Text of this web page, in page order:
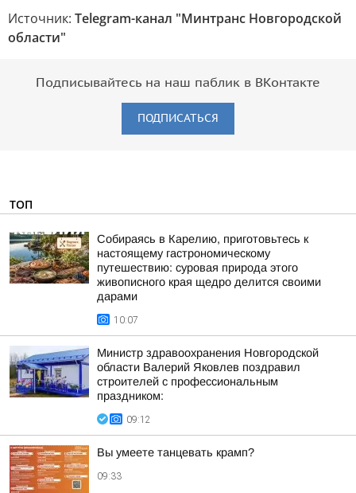
Источник: Telegram-канал "Минтранс Новгородской
области"
Подписывайтесь на наш паблик в ВКонтакте
ПОДПИСАТЬСЯ
ТОП
Собираясь в Карелию, приготовьтесь к
настоящему гастрономическому
путешествию: суровая природа этого
живописного края щедро делится своими
дарами
10:07
Министр здравоохранения Новгородской
области Валерий Яковлев поздравил
строителей с профессиональным
праздником:
09:12
Вы умеете танцевать крамп?
09:33